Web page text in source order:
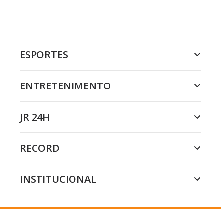
ESPORTES
ENTRETENIMENTO
JR 24H
RECORD
INSTITUCIONAL